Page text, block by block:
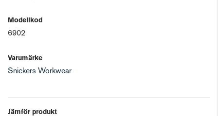
Modellkod
6902
Varumärke
Snickers Workwear
Jämför produkt